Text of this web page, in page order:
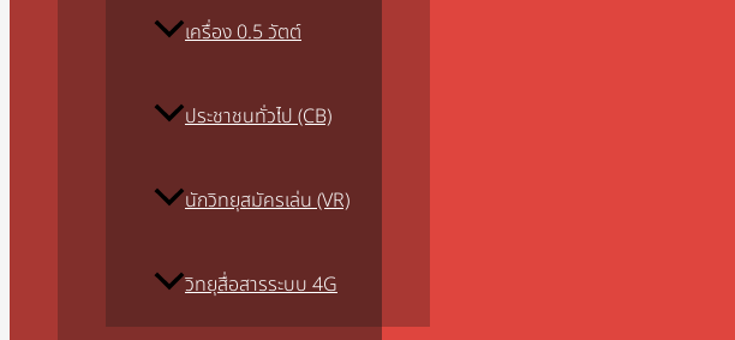
เครื่อง 0.5 วัตต์
ประชาชนทั่วไป (CB)
นักวิทยุสมัครเล่น (VR)
วิทยุสื่อสารระบบ 4G